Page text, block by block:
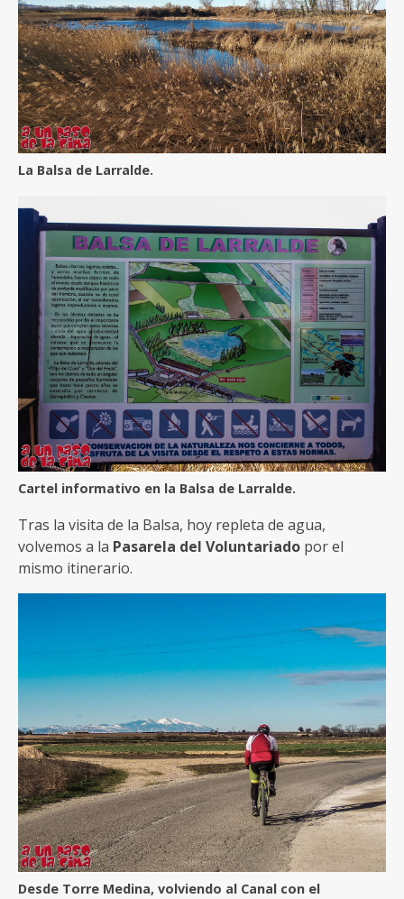
La Balsa de Larralde.
Cartel informativo en la Balsa de Larralde.
Tras la visita de la Balsa, hoy repleta de agua,
volvemos a la Pasarela del Voluntariado por el
mismo itinerario.
Desde Torre Medina, volviendo al Canal con el